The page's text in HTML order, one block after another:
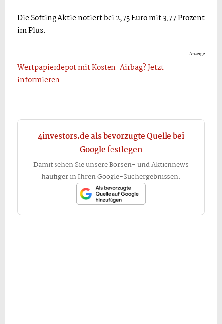
Die Softing Aktie notiert bei 2,75 Euro mit 3,77 Prozent
im Plus.
Anzeige
Wertpapierdepot mit Kosten-Airbag? Jetzt
informieren.
4investors.de als bevorzugte Quelle bei
Google festlegen
Damit sehen Sie unsere Börsen- und Aktiennews
häufiger in Ihren Google-Suchergebnissen.